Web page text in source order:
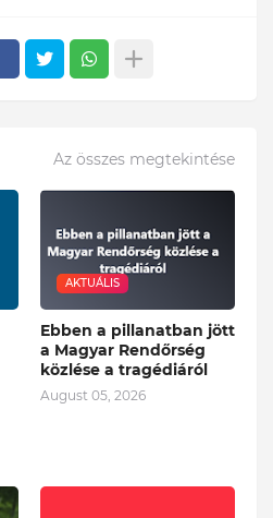
Az összes megtekintése
AKTUÁLIS
Ebben a pillanatban jött
a Magyar Rendőrség
közlése a tragédiáról
August 05, 2026